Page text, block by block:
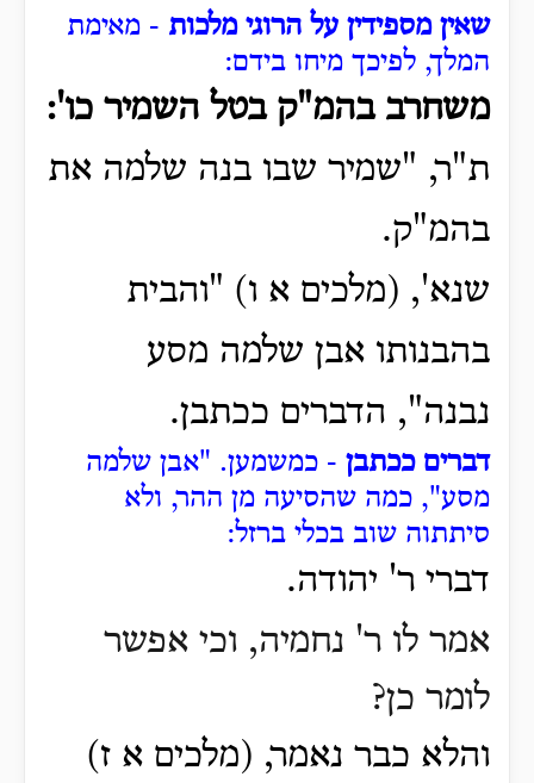
שאין מספידין על הרוגי מלכות - מאימת
המלך, לפיכך מיחו בידם:
משחרב בהמ"ק בטל השמיר כו':
ת"ר, "שמיר שבו בנה שלמה את
בהמ"ק.
שנא', (מלכים א ו) "והבית
בהבנותו אבן שלמה מסע
נבנה", הדברים ככתבן.
דברים ככתבן - כמשמען. "אבן שלמה
מסע", כמה שהסיעה מן ההר, ולא
סיתתוה שוב בכלי ברזל:
דברי ר' יהודה.
אמר לו ר' נחמיה, וכי אפשר
לומר כן?
והלא כבר נאמר, (מלכים א ז)